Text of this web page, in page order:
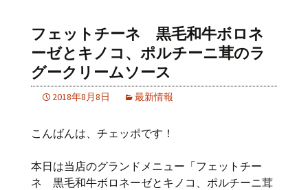
フェットチーネ 黒毛和牛ボロネ
ーゼとキノコ、ポルチーニ茸のラ
グークリームソース
2018年8月8日 最新情報
こんばんは、チェッポです！
本日は当店のグランドメニュー「フェットチー
ネ 黒毛和牛ボロネーゼとキノコ、ポルチーニ茸